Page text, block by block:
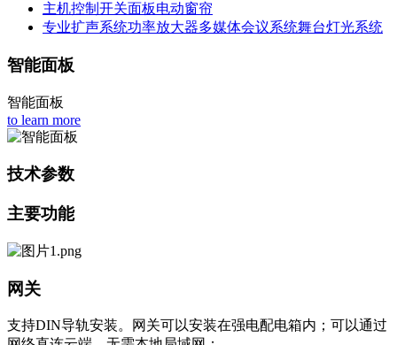
主机控制 开关面板电动窗帘
专业扩声系统功率放大器多媒体会议系统舞台灯光系统
智能面板
智能面板
to learn more
技术参数
主要功能
网关
支持DIN导轨安装。网关可以安装在强电配电箱内；可以通过